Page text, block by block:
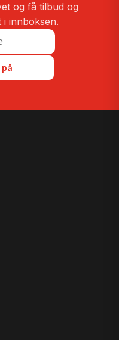
og få tilbud og
innboksen.
på